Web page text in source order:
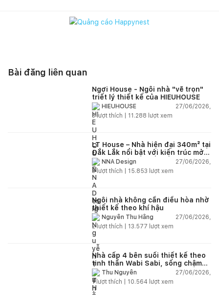
Bài đăng liên quan
Ngơi House - Ngôi nhà "vẽ trọn"
triết lý thiết kế của HIEUHOUSE
HIEUHOUSE
27/06/2026,
3lượt thích | 11.288 lượt xem
LT House – Nhà hiện đại 340m² tại
Đắk Lắk nổi bật với kiến trúc mở
và hệ sân vườn kết nối thiên
nhiên
NNA Design
27/06/2026,
3lượt thích | 15.853 lượt xem
Ngôi nhà không cần điều hòa nhờ
thiết kế theo khí hậu
Nguyễn Thu Hằng
27/06/2026,
2lượt thích | 13.577 lượt xem
Nhà cấp 4 bên suối thiết kế theo
tinh thần Wabi Sabi, sống chậm
giữa thiên nhiên
Thu Nguyễn
27/06/2026,
1lượt thích | 10.564 lượt xem